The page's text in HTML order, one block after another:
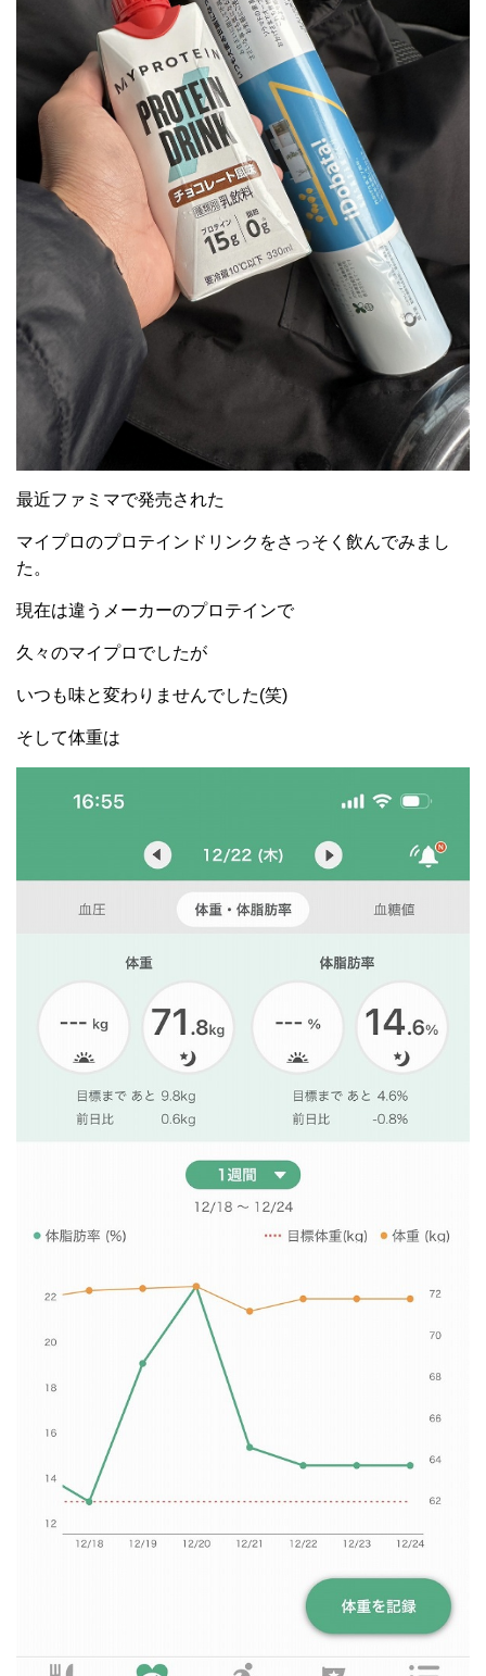
最近ファミマで発売された
マイプロのプロテインドリンクをさっそく飲んでみまし
た。
現在は違うメーカーのプロテインで
久々のマイプロでしたが
いつも味と変わりませんでした(笑)
そして体重は